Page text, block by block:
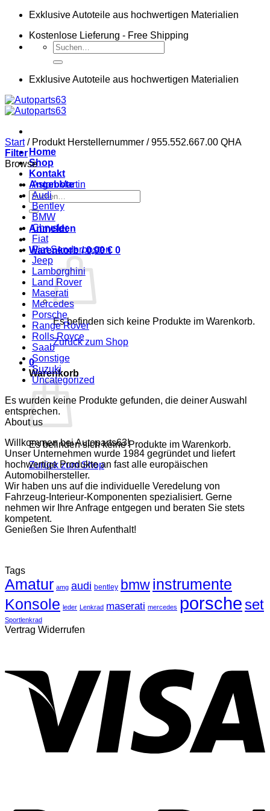
Zum
springen
Exklusive Autoteile aus hochwertigen Materialien
Kostenlose Lieferung - Free Shipping
Suchen
nach:
Exklusive Autoteile aus hochwertigen Materialien
Home
Shop
Kontakt
Angebote
Suchen
nach:
Anmelden
Warenkorb /0,00€ 0
Es befinden sich keine Produkte im Warenkorb.
Zurück zum Shop
0
Warenkorb
Es befinden sich keine Produkte im Warenkorb.
Zurück zum Shop
Start /Produkt Herstellernummer /955.552.667.00 QHA
Filter
Browse
Aston Martin
Audi
Bentley
BMW
Chrysler
Fiat
Fiat Sonderposten
Jeep
Lamborghini
Land Rover
Maserati
Mercedes
Porsche
Range Rover
Rolls Royce
Saab
Sonstige
Suzuki
Uncategorized
Es wurden keine Produkte gefunden, die deiner Auswahl
entsprechen.
About us
Willkommen bei Autoparts63!
Unser Unternehmen wurde 1984 gegründet und liefert
hochwertige Produkte an fast alle europäischen
Automobilhersteller.
Wir haben uns auf die individuelle Veredelung von
Fahrzeug-Interieur-Komponenten spezialisiert. Gerne
nehmen wir Ihre Anfrage entgegen und beraten Sie stets
kompetent.
Genießen Sie Ihren Aufenthalt!
Tags
Amatur amg audi bentley bmwinstrumente
Konsole leder Lenkrad maserati mercedes porsche set
Sportlenkrad
Vertrag Widerrufen